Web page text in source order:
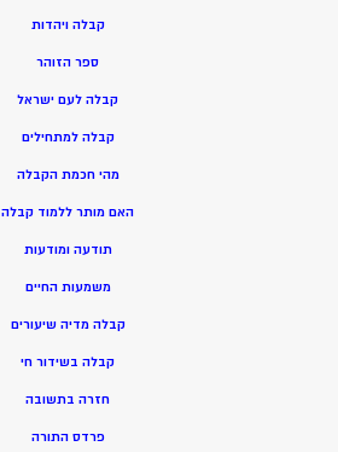
קבלה ויהדות
ספר הזוהר
קבלה לעם ישראל
קבלה למתחילים
מהי חכמת הקבלה
האם מותר ללמוד קבלה
תודעה ומודעות
משמעות החיים
קבלה מדיה שיעורים
קבלה בשידור חי
חזרה בתשובה
פרדס התורה